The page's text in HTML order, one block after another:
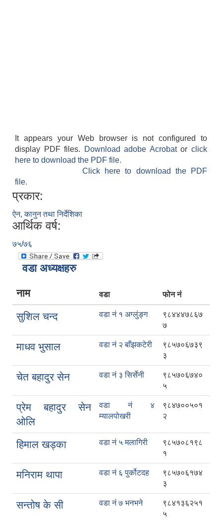
It appears your Web browser is not configured to
display PDF files.
Download adobe Acrobatorclick
here to download the PDF file.
Click here to download the PDF
file.
प्रकार:
ऐन, कानुन तथा निर्देशिका
आर्थिक वर्ष:
७५/७६
वडा अध्यक्षहरु
नाम वडा फोन नं
सुशिल चन्द वडा नं १ अग्लुंङ्ग
९८४४४७८६७
७
माधव भुसाल वडा नं २ बाँझकटेरी
९८५७०६७३९
३
चेत बहादुर सेन वडा नं ३ सिर्सेनी
९८५७०६७४०
५
प्रेम बहादुर सेन
ओलि
वडा नं ४
म्यालपोखरी
९८४७००५०१
२
हिमाल खड्का वडा नं ५ मलागिरी
९८५७०८१९८
१
मनिराम थापा वडा नं ६ पुर्कोटदह
९८५७०६१७४
३
सन्तोष के सी वडा नं ७ भनभने
९८४१३६२५१
५